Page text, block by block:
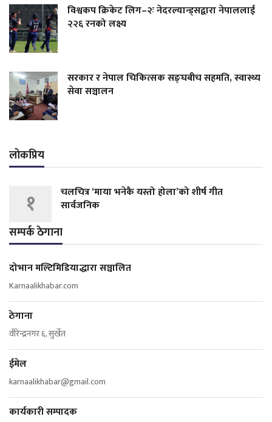
विश्वकप क्रिकेट लिग–२ः नेदरल्यान्ड्सद्वारा नेपाललाई
२२६ रनको लक्ष्य
सरकार र नेपाल चिकित्सक सङ्घबीच सहमति, स्वास्थ्य
सेवा सञ्चालन
लोकप्रिय
१
चलचित्र ‘माया भनेकै यस्तो होला’को शीर्ष गीत
सार्वजनिक
सम्पर्क ठेगाना
दोभान मल्टिमिडियाद्धारा सञ्चालित
Karnaalikhabar.com
ठेगाना
वीरेन्द्रनगर ६, सुर्खेत
ईमेल
karnaalikhabar@gmail.com
कार्यकारी सम्पादक